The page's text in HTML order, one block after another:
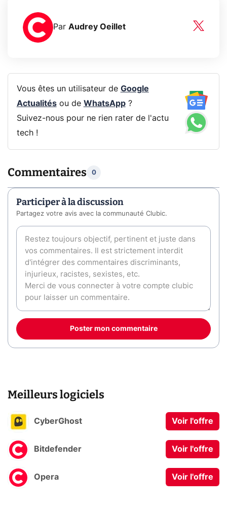
Par Audrey Oeillet
Vous êtes un utilisateur de Google
Actualitésou de WhatsApp?
Suivez-nous pour ne rien rater de l'actu
tech !
Commentaires 0
Participer à la discussion
Partagez votre avis avec la communauté Clubic.
Poster mon commentaire
Meilleurs logiciels
CyberGhost Voir l'offre
Bitdefender Voir l'offre
Opera Voir l'offre